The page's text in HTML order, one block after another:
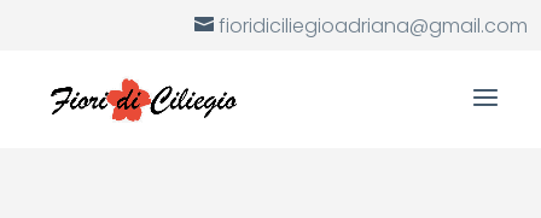
fioridiciliegioadriana@gmail.com